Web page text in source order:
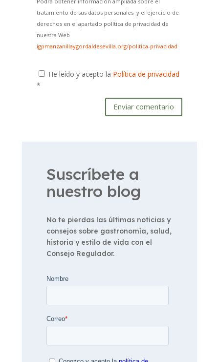
tratamiento de sus datos personales y el ejercicio de
derechos en el apartado política de privacidad de
nuestra Web
igpmanzanillaygordaldesevilla.org/politica-privacidad
He leído y acepto la Política de privacidad
*
Enviar comentario
Suscríbete a
nuestro blog
No te pierdas las últimas noticias y
consejos sobre gastronomía, salud,
historia y estilo de vida con el
Consejo Regulador.